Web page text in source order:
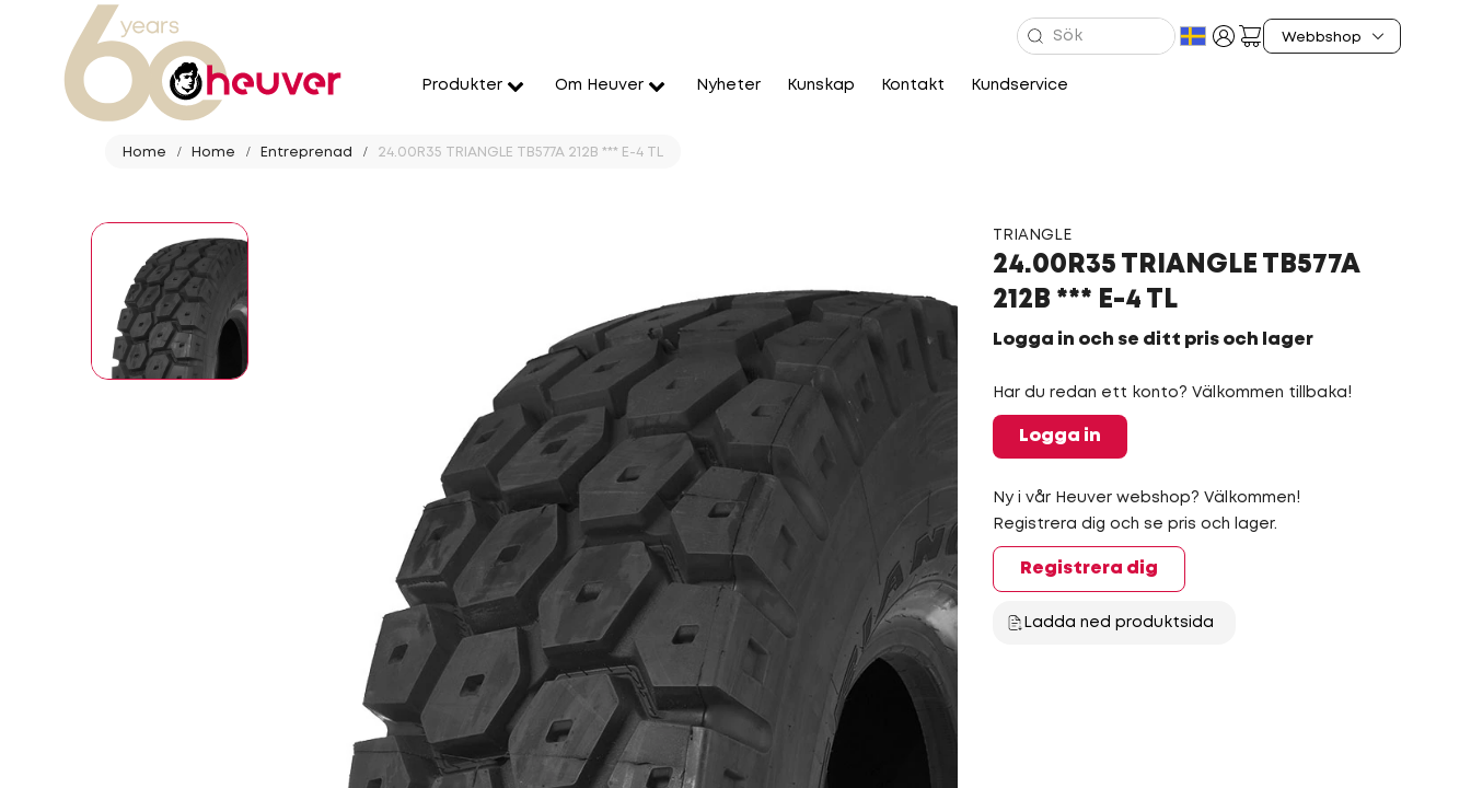
Produkter Om Heuver Nyheter Kunskap Kontakt Kundservice
Home Home Entreprenad 24.00R35 TRIANGLE TB577A 212B *** E-4 TL
TRIANGLE
24.00R35 TRIANGLE TB577A
212B *** E-4 TL
Logga in och se ditt pris och lager
Har du redan ett konto? Välkommen tillbaka!
Logga in
Ny i vår Heuver webshop? Välkommen!
Registrera dig och se pris och lager.
Registrera dig
Ladda ned produktsida